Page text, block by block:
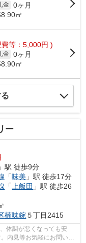
金 0ヶ月
㎡
等：5,000円 )
金 0ヶ月
㎡
ー
」駅 徒歩9分
「味美 」駅 徒歩17分
「 上飯田 」駅 徒歩26
楠味鋺５丁目2415
体調が悪くなっても安
内見等お気軽にお問い合